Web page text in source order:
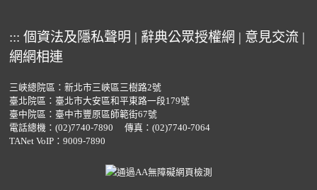
::: 個資法及隱私聲明 | 辭典公眾授權網 | 意見交流 |
網網相連
三峽總院區：新北市三峽區三樹路2號
臺北院區：臺北市大安區和平東路一段179號
臺中院區：臺中市豐原區師範街67號
電話總機： (02)7740-7890
傳真：(02)7740-7064
TANet VoIP：9009-7890